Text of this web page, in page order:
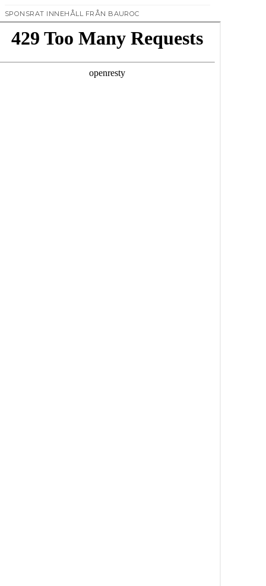
SPONSRAT INNEHÅLL FRÅN BAUROC